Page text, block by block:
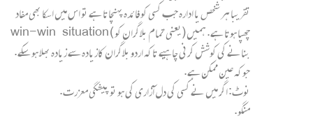
تقریبا ہر شخص یا ادارہ جب کسی کو فائدہ پہنچاتا ہے تو اس میں اسکا بھی مفاد
چھپا ہوتا ہے. ہمیں (یعنی تمام بلاگران کو ) win-win situation
بنانے کی کوشش کرنی چاہیے تاکہ اردو بلاگران کازیادہ سے زیادہ بھلا ہو سکے.
جوکہ عین ممکن ہے.
نوٹ: اگر میں نے کسی کی دل آزاری کی ہو تو پیشگی معزرت.
منگو.